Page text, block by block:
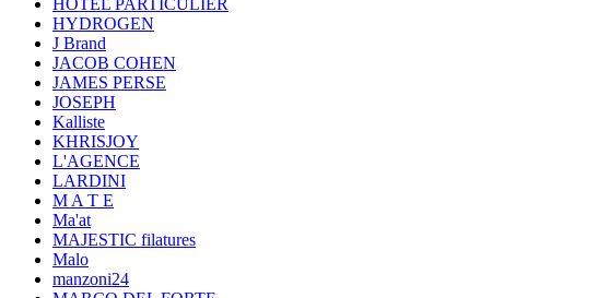
HOTEL PARTICULIER
HYDROGEN
J Brand
JACOB COHEN
JAMES PERSE
JOSEPH
Kalliste
KHRISJOY
L'AGENCE
LARDINI
M A T E
Ma'at
MAJESTIC filatures
Malo
manzoni24